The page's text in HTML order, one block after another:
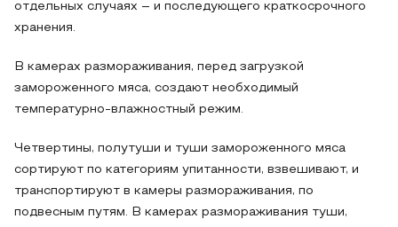
отдельных случаях – и последующего краткосрочного
хранения.
В камерах размораживания, перед загрузкой
замороженного мяса, создают необходимый
температурно-влажностный режим.
Четвертины, полутуши и туши замороженного мяса
сортируют по категориям упитанности, взвешивают, и
транспортируют в камеры размораживания, по
подвесным путям. В камерах размораживания туши,